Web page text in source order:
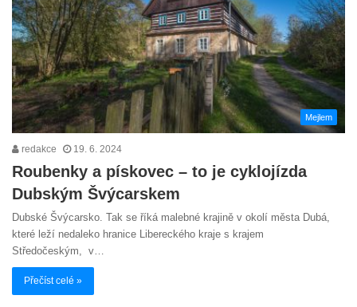
Mejlem
redakce 19. 6. 2024
Roubenky a pískovec – to je cyklojízda
Dubským Švýcarskem
Dubské Švýcarsko. Tak se říká malebné krajině v okolí města Dubá,
které leží nedaleko hranice Libereckého kraje s krajem
Středočeským, v…
Přečíst celé »